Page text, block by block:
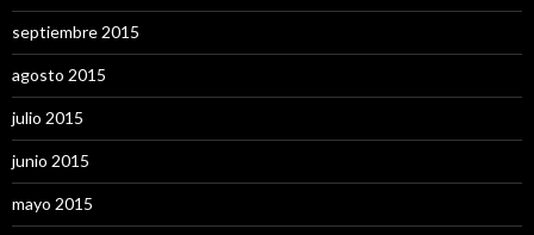
septiembre 2015
agosto 2015
julio 2015
junio 2015
mayo 2015